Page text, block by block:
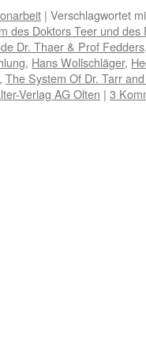
| Verschlagwortet
des Doktors Teer und des
Dr. Thaer & Prof Fedders
, Hans Wollschläger,
, The System Of Dr. Tarr
Verlag AG Olten | 3